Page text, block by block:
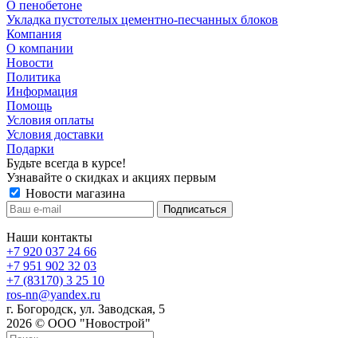
О пенобетоне
Укладка пустотелых цементно-песчанных блоков
Компания
О компании
Новости
Политика
Информация
Помощь
Условия оплаты
Условия доставки
Подарки
Будьте всегда в курсе!
Узнавайте о скидках и акциях первым
Новости магазина
Наши контакты
+7 920 037 24 66
+7 951 902 32 03
+7 (83170) 3 25 10
ros-nn@yandex.ru
г. Богородск, ул. Заводская, 5
2026 © ООО "Новострой"